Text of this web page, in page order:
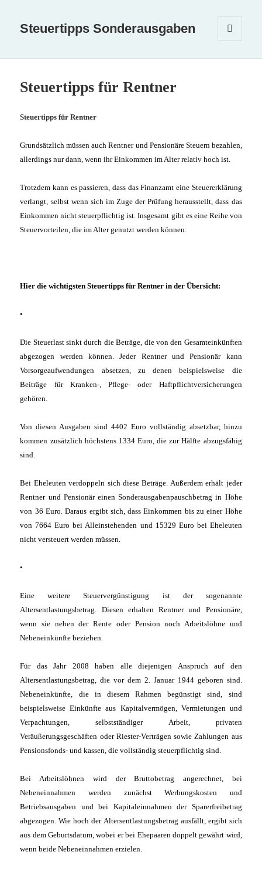
Steuertipps Sonderausgaben
WIDGETS
Steuertipps für Rentner
Steuertipps für Rentner
Grundsätzlich müssen auch Rentner und Pensionäre Steuern bezahlen,
allerdings nur dann, wenn ihr Einkommen im Alter relativ hoch ist.
Trotzdem kann es passieren, dass das Finanzamt eine Steuererklärung
verlangt, selbst wenn sich im Zuge der Prüfung herausstellt, dass das
Einkommen nicht steuerpflichtig ist. Insgesamt gibt es eine Reihe von
Steuervorteilen, die im Alter genutzt werden können.
Hier die wichtigsten Steuertipps für Rentner in der Übersicht:
•
Die Steuerlast sinkt durch die Beträge, die von den Gesamteinkünften
abgezogen werden können. Jeder Rentner und Pensionär kann
Vorsorgeaufwendungen absetzen, zu denen beispielsweise die
Beiträge für Kranken-, Pflege- oder Haftpflichtversicherungen
gehören.
Von diesen Ausgaben sind 4402 Euro vollständig absetzbar, hinzu
kommen zusätzlich höchstens 1334 Euro, die zur Hälfte abzugsfähig
sind.
Bei Eheleuten verdoppeln sich diese Beträge. Außerdem erhält jeder
Rentner und Pensionär einen Sonderausgabenpauschbetrag in Höhe
von 36 Euro. Daraus ergibt sich, dass Einkommen bis zu einer Höhe
von 7664 Euro bei Alleinstehenden und 15329 Euro bei Eheleuten
nicht versteuert werden müssen.
•
Eine weitere Steuervergünstigung ist der sogenannte
Altersentlastungsbetrag. Diesen erhalten Rentner und Pensionäre,
wenn sie neben der Rente oder Pension noch Arbeitslöhne und
Nebeneinkünfte beziehen.
Für das Jahr 2008 haben alle diejenigen Anspruch auf den
Altersentlastungsbetrag, die vor dem 2. Januar 1944 geboren sind.
Nebeneinkünfte, die in diesem Rahmen begünstigt sind, sind
beispielsweise Einkünfte aus Kapitalvermögen, Vermietungen und
Verpachtungen, selbstständiger Arbeit, privaten
Veräußerungsgeschäften oder Riester-Verträgen sowie Zahlungen aus
Pensionsfonds- und kassen, die vollständig steuerpflichtig sind.
Bei Arbeitslöhnen wird der Bruttobetrag angerechnet, bei
Nebeneinnahmen werden zunächst Werbungskosten und
Betriebsausgaben und bei Kapitaleinnahmen der Sparerfreibetrag
abgezogen. Wie hoch der Altersentlastungsbetrag ausfällt, ergibt sich
aus dem Geburtsdatum, wobei er bei Ehepaaren doppelt gewährt wird,
wenn beide Nebeneinnahmen erzielen.